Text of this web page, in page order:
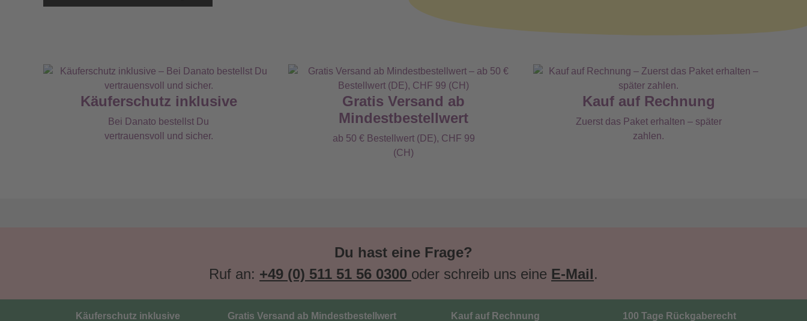
Käuferschutz inklusive
Bei Danato bestellst Du
vertrauensvoll und sicher.
Gratis Versand ab
Mindestbestellwert
ab 50 € Bestellwert (DE), CHF 99
(CH)
Kauf auf Rechnung
Zuerst das Paket erhalten – später
zahlen.
Du hast eine Frage?
Ruf an: +49 (0) 511 51 56 0300 oder schreib uns eine E-Mail.
Käuferschutz inklusive Gratis Versand ab Mindestbestellwert Kauf auf Rechnung 100 Tage Rückgaberecht